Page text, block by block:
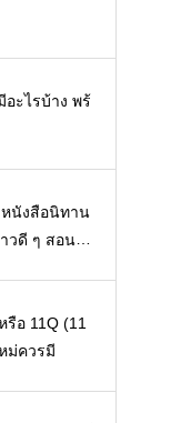
ะไรบ้าง พร้
นังสือนิทาน
วดี ๆ สอนใจ
อ 11Q (11
ม่ควรมี